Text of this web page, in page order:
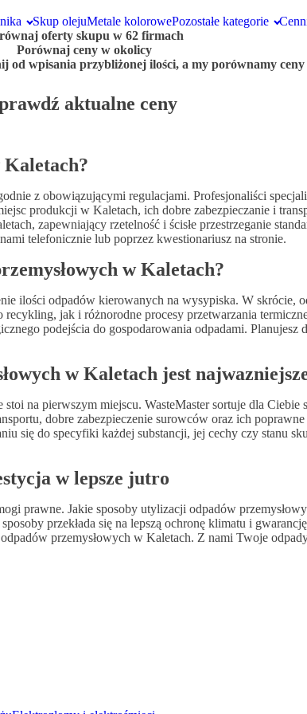
Skup olejuMetale kolorowePozostałe kategorie
oferty skupu w 62 firmach
Porównaj ceny w okolicy
od wpisania przybliżonej ilości, a my porównamy
aktualne ceny
Kaletach?
z obowiązującymi regulacjami. Profesjonaliści
produkcji w Kaletach, ich dobre zabezpieczanie i
zapewniający rzetelność i ścisłe przestrzeganie
telefonicznie lub poprzez kwestionariusz na stronie.
w Kaletach?
ilości odpadów kierowanych na wysypiska. W skrócie,
jak i różnorodne procesy przetwarzania
podejścia do gospodarowania odpadami.
w Kaletach jest
na pierwszym miejscu. WasteMaster sortuje dla
dobre zabezpieczenie surowców oraz ich
się do specyfiki każdej substancji, jej cechy czy stanu
w lepsze jutro
prawne. Jakie sposoby utylizacji odpadów
przekłada się na lepszą ochronę klimatu i
przemysłowych w Kaletach. Z nami Twoje